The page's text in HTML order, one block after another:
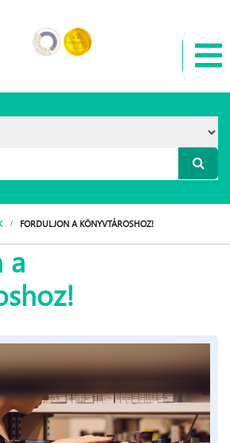
FORDULJON A KÖNYVTÁROSHOZ!
a